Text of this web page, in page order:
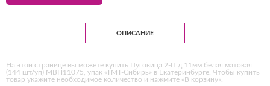
ОПИСАНИЕ
На этой странице вы можете купить Пуговица 2-П д.11мм белая матовая
(144 шт/уп) МВН11075, упак «ТМТ-Сибирь» в Екатеринбурге. Чтобы купить
товар укажите необходимое количество и нажмите «В корзину».